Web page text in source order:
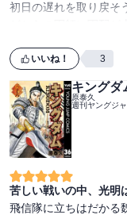
初日の遅れを取り戻そ
そして、本巻で描か
の戦いに決着が！
信vs剴孟、王賁vs紫
一方、著雍戦の後、秦
戦いの決着がつきスッ
いいね！ 3
キングダ
原泰久
週刊ヤングジ
苦しい戦いの中、光明
飛信隊に立ちはだかる